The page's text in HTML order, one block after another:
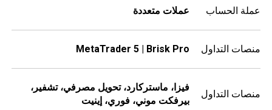
عملة الحساب عملات متعددة
منصات التداول MetaTrader 5 | Brisk Pro
منصات التداول
فيزا، ماستركارد، تحويل مصرفي، تشفير،
بيرفكت موني، فوري، إينيت